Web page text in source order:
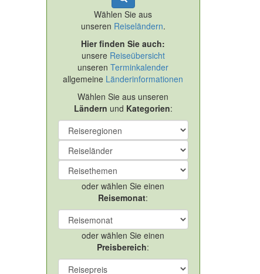
Wählen Sie aus
unseren Reiseländern.
Hier finden Sie auch:
unsere Reiseübersicht
unserenTerminkalender
allgemeine Länderinformationen
Wählen Sie aus unseren
Ländern und Kategorien:
oder wählen Sie einen
Reisemonat:
oder wählen Sie einen
Preisbereich: